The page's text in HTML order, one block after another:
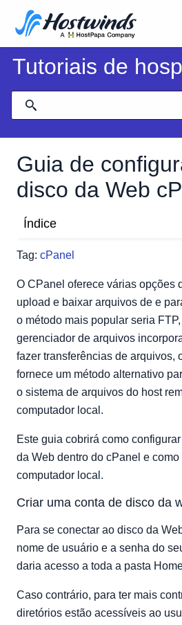
Tutoriais de
Guia de
disco da Web
Tag: cPanel
Índice
Conecte-se do Windows
O CPanel oferece várias opções
upload e baixar arquivos de e
o método mais popular seria
gerenciador de arquivos
fazer transferências de arquivos,
fornece um método alternativo
o sistema de arquivos do host
computador local.
Este guia cobrirá como
da Web dentro do cPanel e
computador local.
Criar uma conta de disco da
Para se conectar ao disco da
nome de usuário e a senha do
daria acesso a toda a pasta
Caso contrário, para ter mais
diretórios estão acessíveis ao